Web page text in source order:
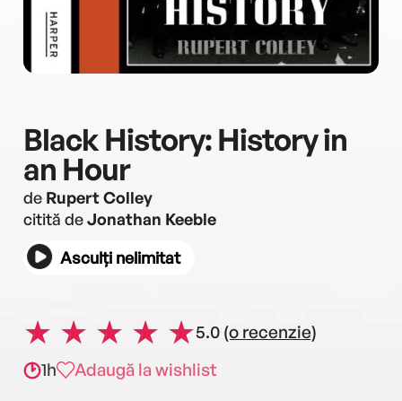
Black History: History in
an Hour
de Rupert Colley
citită deJonathan Keeble
Asculți nelimitat
5.0 (o recenzie)
1h
Adaugă la wishlist